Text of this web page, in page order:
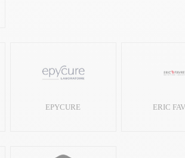
EPYCURE ERIC